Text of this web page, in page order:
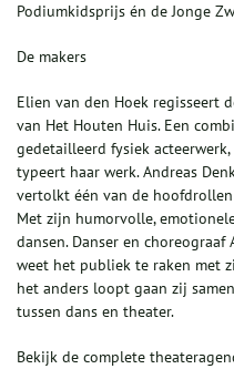
Podiumkidsprijs én de Jonge
De makers
Elien van den Hoek regisseert
van Het Houten Huis. Een
gedetailleerd fysiek
typeert haar werk. Andreas
vertolkt één van de
Met zijn humorvolle,
dansen. Danser en choreograaf
weet het publiek te raken met
het anders loopt gaan zij
tussen dans en theater.
Bekijk de complete